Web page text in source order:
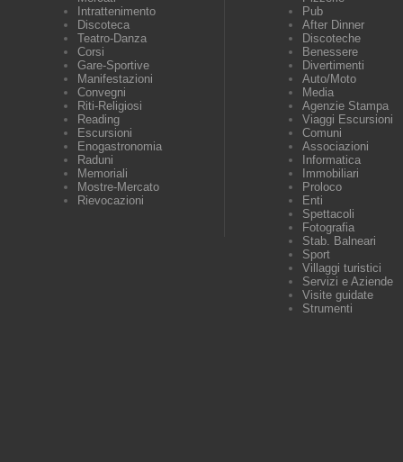
Intrattenimento
Discoteca
Teatro-Danza
Corsi
Gare-Sportive
Manifestazioni
Convegni
Riti-Religiosi
Reading
Escursioni
Enogastronomia
Raduni
Memoriali
Mostre-Mercato
Rievocazioni
Pub
After Dinner
Discoteche
Benessere
Divertimenti
Auto/Moto
Media
Agenzie Stampa
Viaggi Escursioni
Comuni
Associazioni
Informatica
Immobiliari
Proloco
Enti
Spettacoli
Fotografia
Stab. Balneari
Sport
Villaggi turistici
Servizi e Aziende
Visite guidate
Strumenti